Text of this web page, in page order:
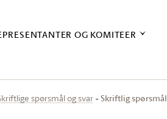
OG KOMITEER
spørsmål og svar Skriftlig spørsmål